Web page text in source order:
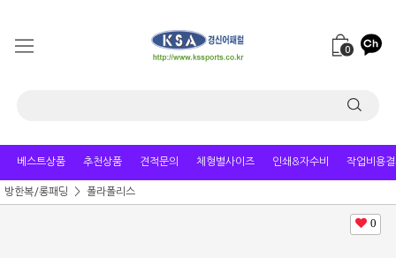
0
베스트상품 추천상품 견적문의 체형별사이즈 인쇄&자수비 작업비용
방한복/롱패딩 폴라폴리스
0